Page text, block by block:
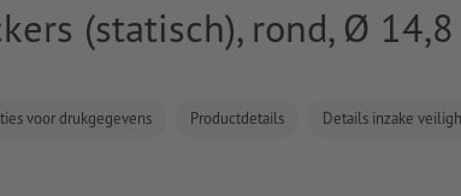
(statisch), rond, Ø
voor drukgegevens Productdetails Details inzake